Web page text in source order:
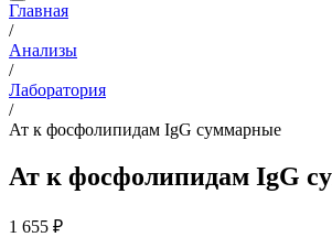
Главная
/
Анализы
/
Лаборатория
/
Ат к фосфолипидам IgG суммарные
Ат к фосфолипидам IgG
1 655 ₽